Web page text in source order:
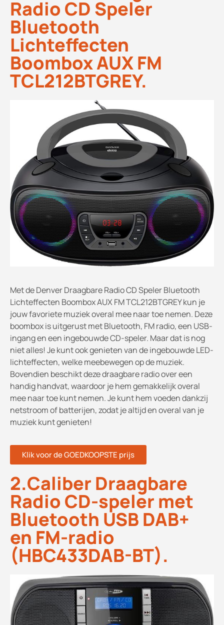
Radio CD Speler
Bluetooth
Lichteffecten
Boombox AUX FM
TCL212BTGREY.
Met de Denver Draagbare Radio CD Speler Bluetooth
Lichteffecten Boombox AUX FM TCL212BTGREY kun je
jouw favoriete muziek overal mee naar toe nemen. Deze
boombox is uitgerust met Bluetooth, FM radio, een USB-
ingang en een ingebouwde CD-speler. Maar dat is nog
niet alles! Je kunt ook genieten van de ingebouwde LED-
lichteffecten, welke meebewegen op de muziek.
Bovendien beschikt deze draagbare radio over een
handig handvat, waardoor je hem gemakkelijk overal
mee naar toe kunt nemen. Je kunt hem voeden dankzij
netstroom of batterijen, zodat je altijd en overal van je
muziek kunt genieten!
Klik voor de GOEDKOOPSTE prijs
2.Caliber Draagbare
Radio CD-speler met
Bluetooth USB DAB+
en FM-radio
(HBC433DAB-BT).